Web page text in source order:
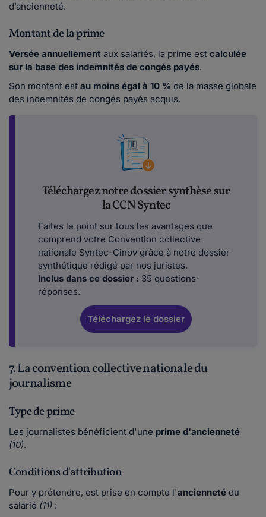
d’ancienneté.
Montant de la prime
Versée annuellement aux salariés, la prime est calculée
sur la base des indemnités de congés payés.
Son montant est au moins égal à 10 % de la masse globale
des indemnités de congés payés acquis.
Téléchargez notre dossier synthèse sur
la CCN Syntec
Faites le point sur tous les avantages que
comprend votre Convention collective
nationale Syntec-Cinov grâce à notre dossier
synthétique rédigé par nos juristes.
Inclus dans ce dossier : 35 questions-
réponses.
Téléchargez le dossier
7. La convention collective nationale du
journalisme
Type de prime
Les journalistes bénéficient d'une prime d'ancienneté
(10).
Conditions d'attribution
Pour y prétendre, est prise en compte l'ancienneté du
salarié (11) :